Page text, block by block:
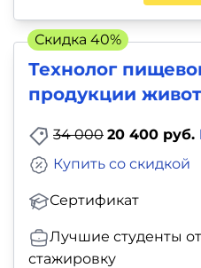
Технолог
продукции
34 000 20 400 руб.
Сертификат
Купить со скидкой
Лучшие студенты
стажировку
Скидка 40%